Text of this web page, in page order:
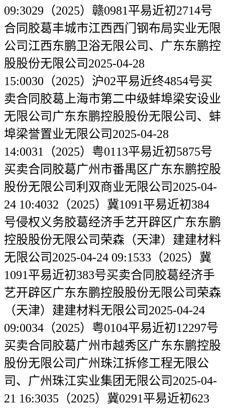
09:3029（2025）赣0981平易近初2714号
合同胶葛丰城市江西西门钢布局实业无限
公司江西东鹏卫浴无限公司、广东东鹏控
股股份无限公司2025-04-28
15:0030（2025）沪02平易近终4854号买
卖合同胶葛上海市第二中级蚌埠梁安设业
无限公司广东东鹏控股股份无限公司、蚌
埠梁誉置业无限公司2025-04-28
14:0031（2025）粤0113平易近初5875号
买卖合同胶葛广州市番禺区广东东鹏控股
股份无限公司利双商业无限公司2025-04-
24 10:4032（2025）冀1091平易近初384
号侵权义务胶葛经济手艺开辟区广东东鹏
控股股份无限公司荣森（天津）建建材料
无限公司2025-04-24 09:1533（2025）冀
1091平易近初383号买卖合同胶葛经济手
艺开辟区广东东鹏控股股份无限公司荣森
（天津）建建材料无限公司2025-04-24
09:0034（2025）粤0104平易近初12297号
买卖合同胶葛广州市越秀区广东东鹏控股
股份无限公司广州珠江拆修工程无限公
司、广州珠江实业集团无限公司2025-04-
21 16:3035（2025）冀0291平易近初623